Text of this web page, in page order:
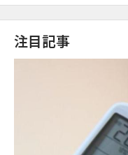
注目記事